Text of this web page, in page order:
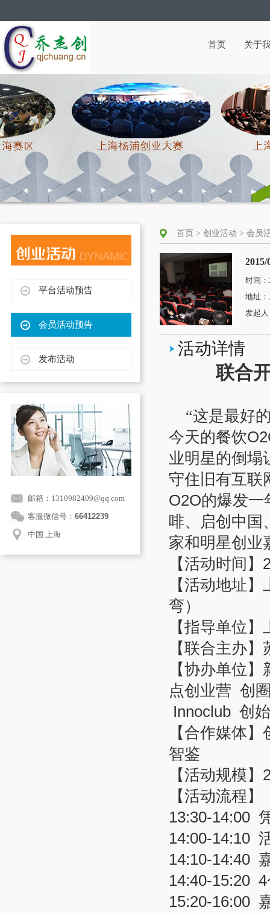
首页 关于
平台活动预告
会员活动预告
发布活动
邮箱：1310982409@qq.com
客服微信号： 66412239
中国 上海
首页 > 创业活动 > 会员
时间
地址
发起
活动详情
联合
“这是最好
今天的餐饮
业明星的倒塌
守住旧有互联
O2O的爆发一
啡、启创中国
家和明星创业
【活动时间】
【活动地址
弯）
【指导单位
【联合主办】
【协办单位】
点创业营 创
Innoclub 创
【合作媒体
智鉴
【活动规模】
【活动流程】
13:30-14:00
14:00-14:10
14:10-14:40
14:40-15:20 4
15:20-16:00